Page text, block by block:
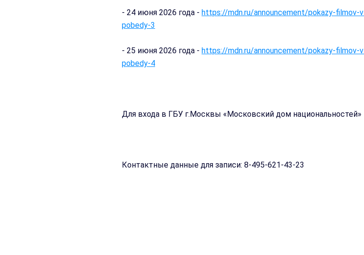
- 24 июня 2026 года - https://mdn.ru/announcement/pokazy-filmov-
pobedy-3
- 25 июня 2026 года - https://mdn.ru/announcement/pokazy-filmov-
pobedy-4
Для входа в ГБУ г.Москвы «Московский дом национальностей»
Контактные данные для записи: 8-495-621-43-23